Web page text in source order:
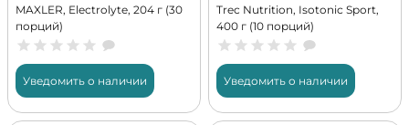
MAXLER, Electrolyte, 204 г (30
порций)
Уведомить о наличии
Trec Nutrition, Isotonic Sport,
400 г (10 порций)
Уведомить о наличии